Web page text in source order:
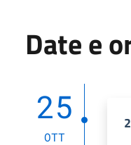
Date e
25
OTT